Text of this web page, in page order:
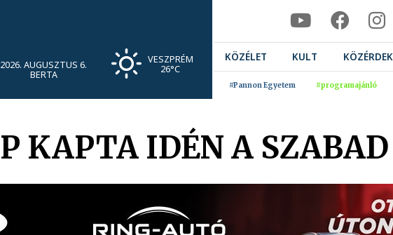
2026. AUGUSZTUS 6.
BERTA
VESZPRÉM
26°C
KÖZÉLET KULT
#Pannon Egyetem #programajánló
KAPTA IDÉN A SZABAD